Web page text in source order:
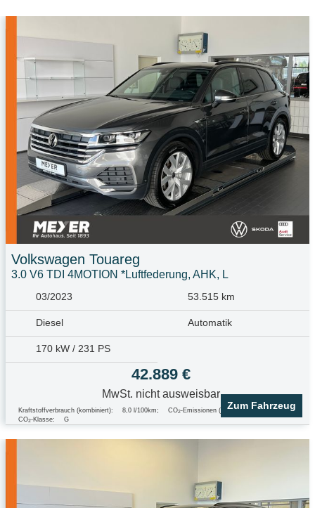
Volkswagen Touareg
3.0 V6 TDI 4MOTION *Luftfederung, AHK, L
03/2023 53.515 km
Diesel Automatik
170 kW / 231 PS
42.889 €
MwSt. nicht ausweisbar
Kraftstoffverbrauch (kombiniert): 8,0 l/100km; CO2-Emissionen (kombiniert): 215.0 g/km
CO2-Klasse: G
Zum Fahrzeug